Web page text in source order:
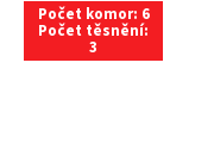
Počet komor: 6
Počet těsnění:
3